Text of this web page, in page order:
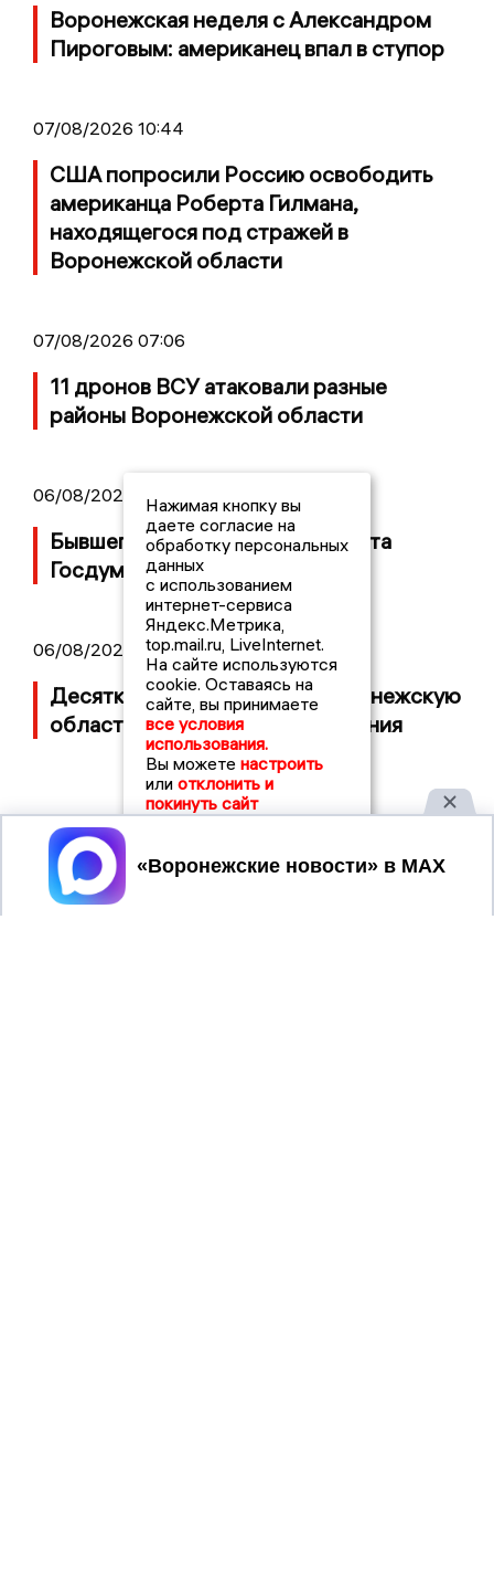
Воронежская неделя с Александром
Пироговым: американец впал в ступор
07/08/2026 10:44
США попросили Россию освободить
американца Роберта Гилмана,
находящегося под стражей в
Воронежской области
07/08/2026 07:06
11 дронов ВСУ атаковали разные
районы Воронежской области
06/08/2026 09:39
Бывшего воронежского депутата
Госдумы объявили в розыск
06/08/2026 08:54
Десятки БПЛА атаковали Воронежскую
область ночью, есть повреждения
ВОРОНЕЖСКИЕ
НОВОСТИ
2019 © VORONEZHNEWS.RU | СИ
Нажимая кнопку вы
даете согласие на
обработку персональных
данных
с использованием
интернет-сервиса
Яндекс.Метрика,
top.mail.ru, LiveInternet.
На сайте используются
cookie. Оставаясь на
сайте, вы принимаете
все условия
использования.
Вы можете настроить
или отклонить и
покинуть сайт
Принять